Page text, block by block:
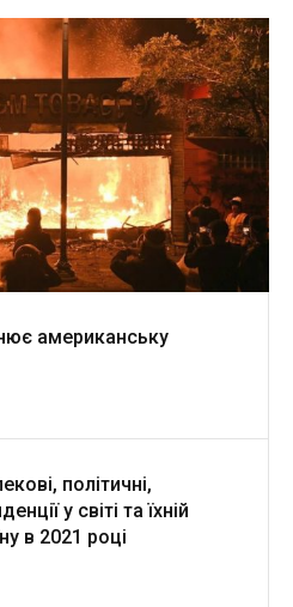
американську
політичні,
у світі та їхній
в 2021 році